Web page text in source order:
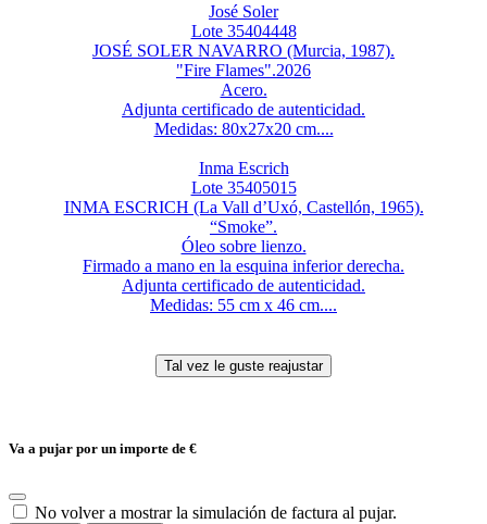
José Soler
Lote 35404448
JOSÉ SOLER NAVARRO (Murcia, 1987).
"Fire Flames".2026
Acero.
Adjunta certificado de autenticidad.
Medidas: 80x27x20 cm....
Inma Escrich
Lote 35405015
INMA ESCRICH (La Vall d’Uxó, Castellón, 1965).
“Smoke”.
Óleo sobre lienzo.
Firmado a mano en la esquina inferior derecha.
Adjunta certificado de autenticidad.
Medidas: 55 cm x 46 cm....
Va a pujar por un importe de €
No volver a mostrar la simulación de factura al pujar.